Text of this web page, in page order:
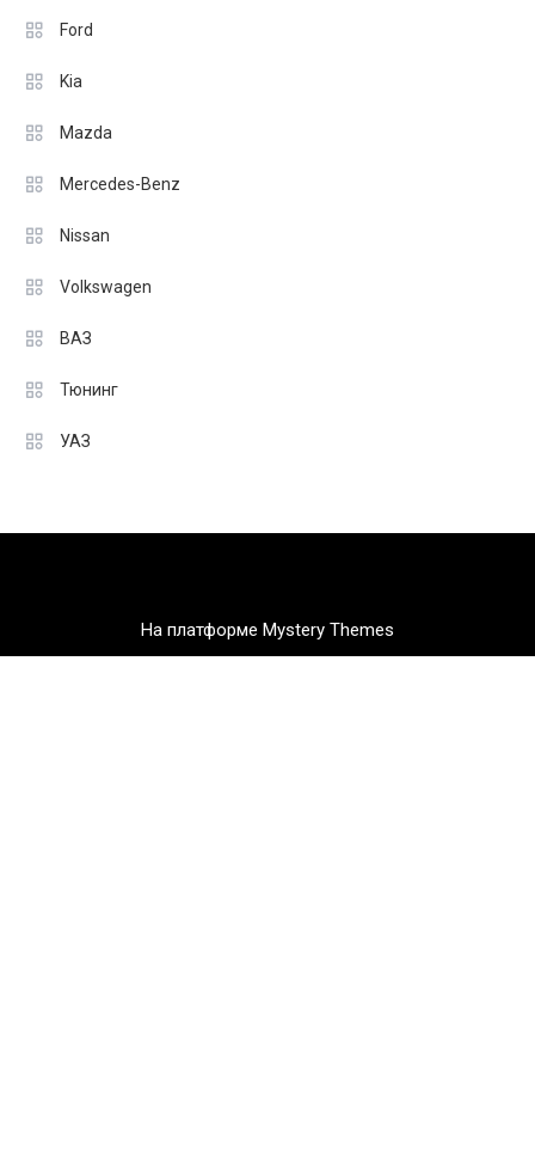
Ford
Kia
Mazda
Mercedes-Benz
Nissan
Volkswagen
ВАЗ
Тюнинг
УАЗ
На платформе Mystery Themes